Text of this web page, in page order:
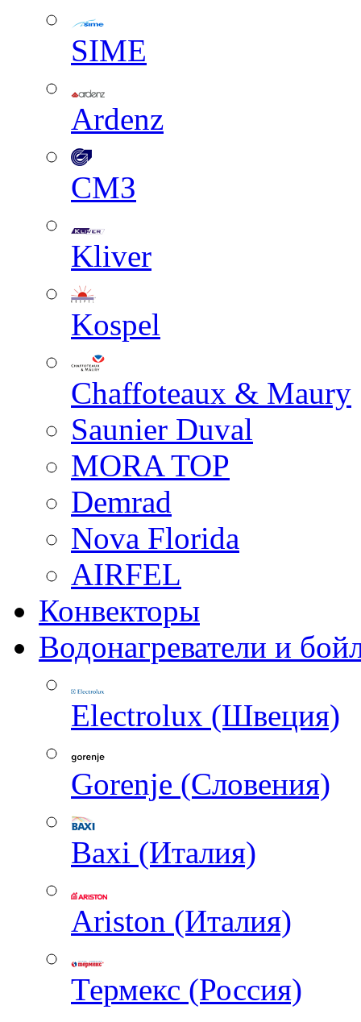
SIME
Ardenz
СМЗ
Kliver
Kospel
Chaffoteaux & Maury
Saunier Duval
MORA TOP
Demrad
Nova Florida
AIRFEL
Конвекторы
Водонагреватели и
Electrolux (Швеция)
Gorenje (Словения)
Baxi (Италия)
Ariston (Италия)
Термекс (Россия)